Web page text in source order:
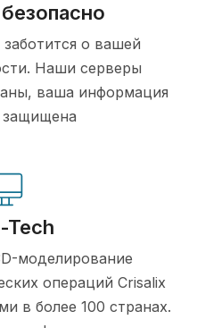
о вашей
Наши серверы
ваша информация
Tech
моделирование
операций Crisalix
в более 100 странах.